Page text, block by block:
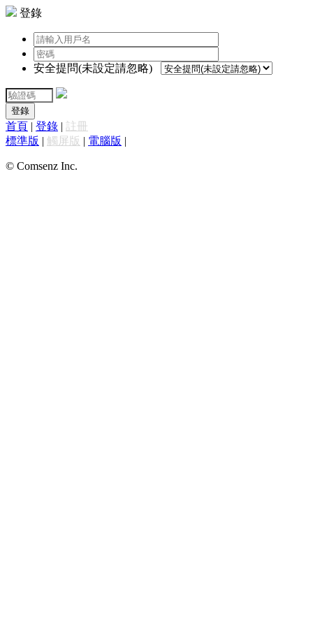
登錄
安全提問(未設定請忽略)
登錄
首頁 | 登錄 | 註冊
標準版 | 觸屏版 | 電腦版 |
© Comsenz Inc.